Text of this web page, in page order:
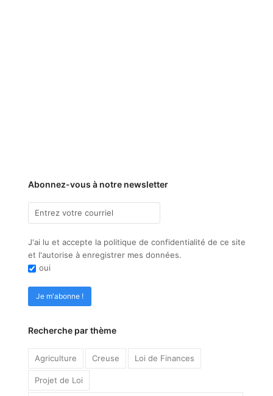
Abonnez-vous à notre newsletter
J'ai lu et accepte la politique de confidentialité de ce site
et l'autorise à enregistrer mes données.
oui
Recherche par thème
Agriculture Creuse Loi de Finances
Projet de Loi